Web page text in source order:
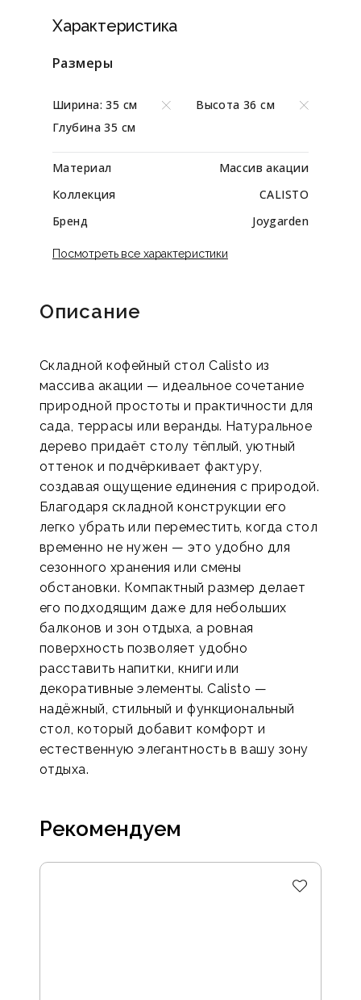
Характеристика
Размеры
Ширина: 35 см
Высота 36 см
Глубина 35 см
Материал
Массив акации
Коллекция
CALISTO
Бренд
Joygarden
Посмотреть все характеристики
Описание
Складной кофейный стол Calisto из
массива акации — идеальное сочетание
природной простоты и практичности для
сада, террасы или веранды. Натуральное
дерево придаёт столу тёплый, уютный
оттенок и подчёркивает фактуру,
создавая ощущение единения с природой.
Благодаря складной конструкции его
легко убрать или переместить, когда стол
временно не нужен — это удобно для
сезонного хранения или смены
обстановки. Компактный размер делает
его подходящим даже для небольших
балконов и зон отдыха, а ровная
поверхность позволяет удобно
расставить напитки, книги или
декоративные элементы. Calisto —
надёжный, стильный и функциональный
стол, который добавит комфорт и
естественную элегантность в вашу зону
отдыха.
Рекомендуем